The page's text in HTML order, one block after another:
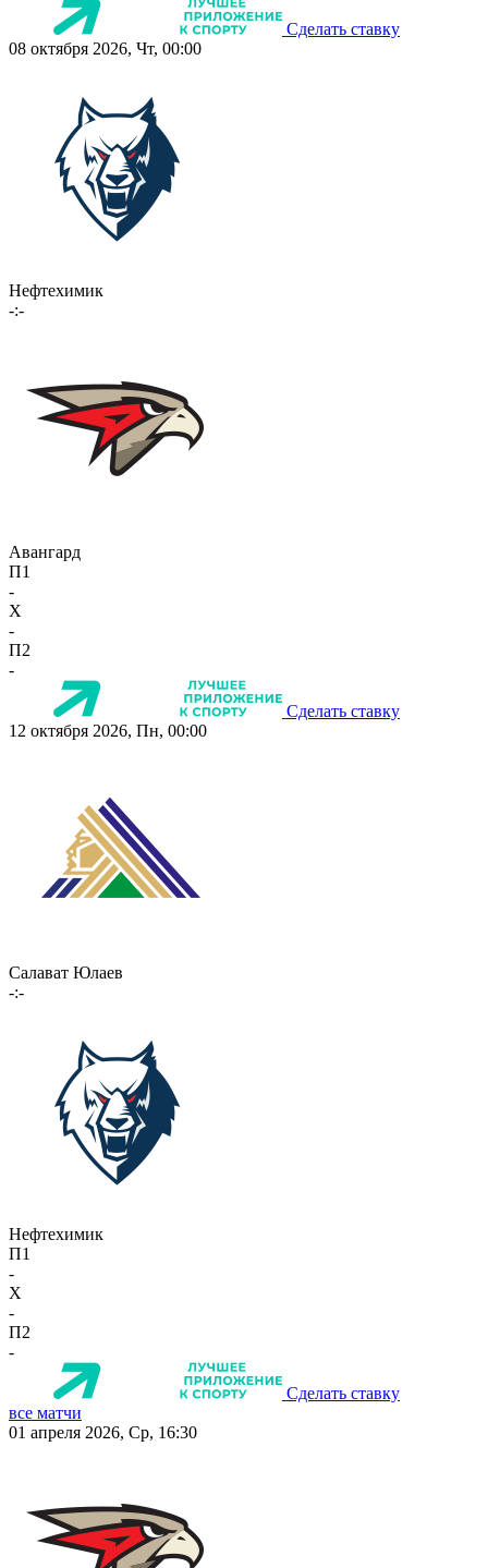
Сделать ставку
08 октября 2026, Чт, 00:00
Нефтехимик
-:-
Авангард
П1
-
X
-
П2
-
Сделать ставку
12 октября 2026, Пн, 00:00
Салават Юлаев
-:-
Нефтехимик
П1
-
X
-
П2
-
Сделать ставку
все матчи
01 апреля 2026, Ср, 16:30